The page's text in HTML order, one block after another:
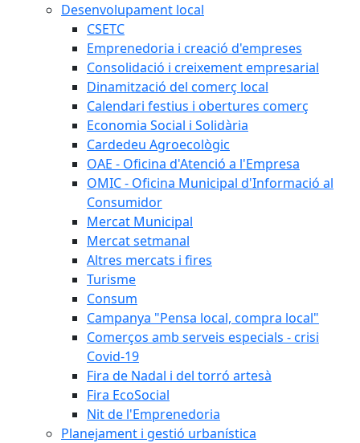
Desenvolupament local
CSETC
Emprenedoria i creació d'empreses
Consolidació i creixement empresarial
Dinamització del comerç local
Calendari festius i obertures comerç
Economia Social i Solidària
Cardedeu Agroecològic
OAE - Oficina d'Atenció a l'Empresa
OMIC - Oficina Municipal d'Informació al
Consumidor
Mercat Municipal
Mercat setmanal
Altres mercats i fires
Turisme
Consum
Campanya "Pensa local, compra local"
Comerços amb serveis especials - crisi
Covid-19
Fira de Nadal i del torró artesà
Fira EcoSocial
Nit de l'Emprenedoria
Planejament i gestió urbanística